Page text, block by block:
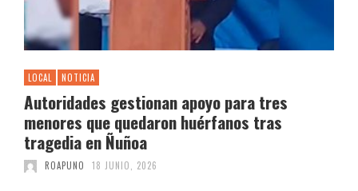
LOCAL NOTICIA
Autoridades gestionan apoyo para tres
menores que quedaron huérfanos tras
tragedia en Ñuñoa
ROAPUNO 18 JUNIO, 2026